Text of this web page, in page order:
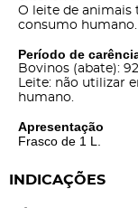
O leite de animais
consumo humano.
Período de
Bovinos (abate):
Leite: não utilizar
humano.
Apresentação
Frasco de 1 L.
INDICAÇÕES